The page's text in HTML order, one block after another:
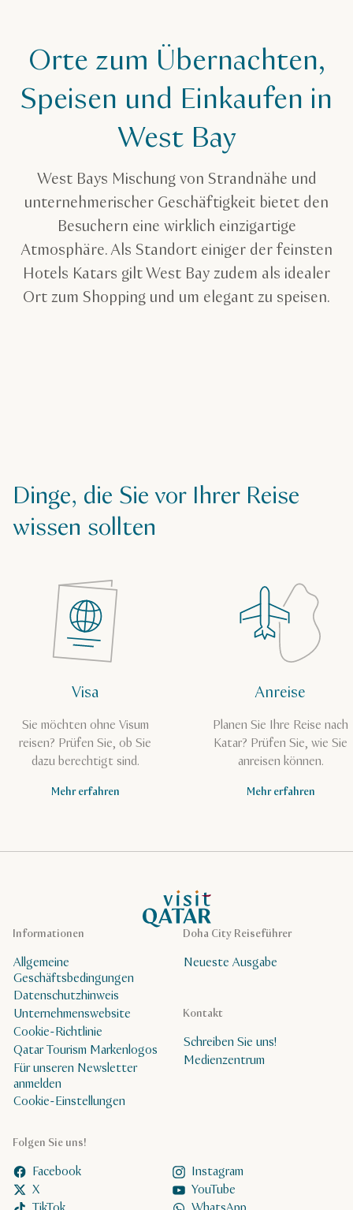
Orte zum Übernachten,
Speisen und Einkaufen in
West Bay
West Bays Mischung von Strandnähe und
unternehmerischer Geschäftigkeit bietet den
Besuchern eine wirklich einzigartige
Atmosphäre. Als Standort einiger der feinsten
Hotels Katars gilt West Bay zudem als idealer
Ort zum Shopping und um elegant zu speisen.
Dinge, die Sie vor Ihrer Reise
wissen sollten
Visa
Sie möchten ohne Visum
reisen? Prüfen Sie, ob Sie
dazu berechtigt sind.
Mehr erfahren
Anreise
Planen Sie Ihre Reise nach
Katar? Prüfen Sie, wie Sie
anreisen können.
Mehr erfahren
VisitQatar Homepage
Doha City Reiseführer
Neueste Ausgabe
Folgen Sie uns!
Facebook
Instagram
X
YouTube
Kontakt
Schreiben Sie uns!
Medienzentrum
Informationen
Allgemeine
Geschäftsbedingungen
Datenschutzhinweis
Unternehmenswebsite
Cookie-Richtlinie
Qatar Tourism Markenlogos
Für unseren Newsletter
anmelden
Cookie-Einstellungen